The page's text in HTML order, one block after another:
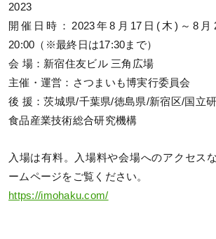
2023
開催日時：2023年8月17日(木)～8月
20:00（※最終日は17:30まで）
会 場：新宿住友ビル 三角広場
主催・運営：さつまいも博実行委員会
後 援：茨城県/千葉県/徳島県/新宿区/国立
食品産業技術総合研究機構
入場は有料。入場料や会場へのアクセス
ームページをご覧ください。
https://imohaku.com/